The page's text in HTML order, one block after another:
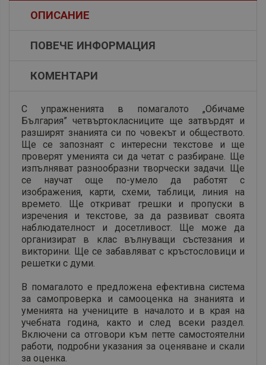
ОПИСАНИЕ
ПОВЕЧЕ ИНФОРМАЦИЯ
КОМЕНТАРИ
С упражненията в помагалото „Обичаме
България” четвъртокласниците ще затвърдят и
разширят знанията си по човекът и обществото.
Ще се запознаят с интересни текстове и ще
проверят уменията си да четат с разбиране. Ще
изпълняват разнообразни творчески задачи. Ще
се научат още по-умело да работят с
изображения, карти, схеми, таблици, линия на
времето. Ще откриват грешки и пропуски в
изречения и текстове, за да развиват своята
наблюдателност и досетливост. Ще може да
организират в клас вълнуващи състезания и
викторини. Ще се забавляват с кръстословици и
решетки с думи.
В помагалото е предложена ефективна система
за самопроверка и самооценка на знанията и
уменията на учениците в началото и в края на
учебната година, както и след всеки раздел.
Включени са отговори към петте самостоятелни
работи, подробни указания за оценяване и скали
за оценка.